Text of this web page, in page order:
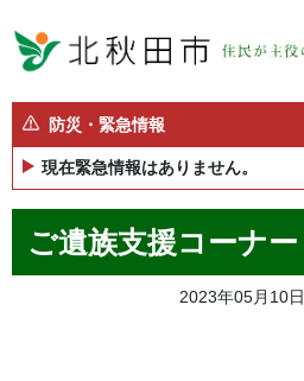
防災・緊急情報
現在緊急情報はありません。
ご遺族支援コーナー
2023年05月10日